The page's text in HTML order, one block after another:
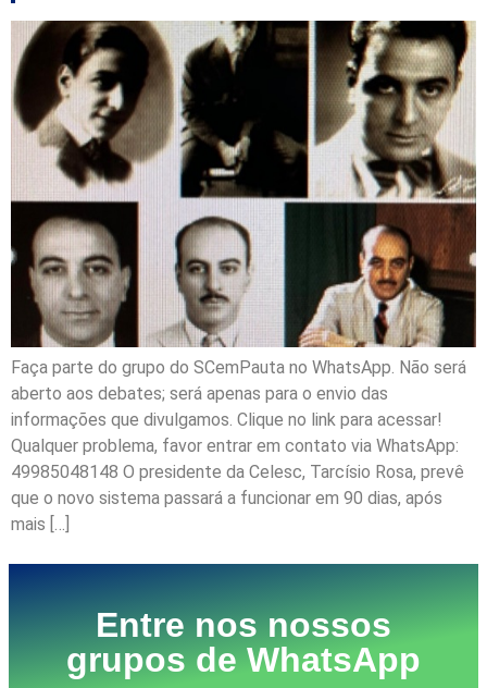
Faça parte do grupo do SCemPauta no WhatsApp. Não será
aberto aos debates; será apenas para o envio das
informações que divulgamos. Clique no link para acessar!
Qualquer problema, favor entrar em contato via WhatsApp:
49985048148 O presidente da Celesc, Tarcísio Rosa, prevê
que o novo sistema passará a funcionar em 90 dias, após
mais […]
Entre nos nossos
grupos de WhatsApp